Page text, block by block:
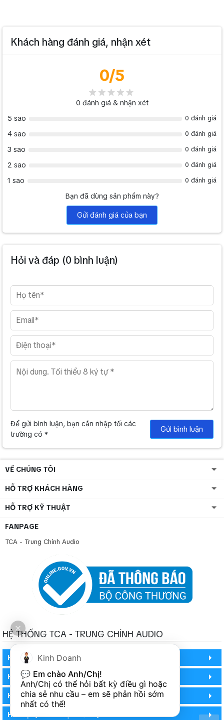
Khách hàng đánh giá, nhận xét
0/5
0 đánh giá & nhận xét
5 sao
0 đánh giá
4 sao 0 đánh giá
3 sao 0 đánh giá
2 sao 0 đánh giá
1 sao 0 đánh giá
Bạn đã dùng sản phẩm này?
Gửi đánh giá của bạn
Hỏi và đáp (0 bình luận)
Để gửi bình luận, bạn cần nhập tối các
trường có *
Gửi bình luận
VỀ CHÚNG TÔI
HỖ TRỢ KHÁCH HÀNG
HỖ TRỢ KỸ THUẬT
FANPAGE
TCA - Trung Chính Audio
HỆ THỐNG TCA - TRUNG CHÍNH AUDIO
HỒ CHÍ MINH
HỒ CHÍ MINH
HỒ CHÍ MINH (PHÒNG BẢO HÀNH)
HÀ NỘI (DEMO HỆ THỐNG)
Kinh Doanh
💬 Em chào Anh/Chị!
Anh/Chị có thể hỏi bất kỳ điều gì hoặc
chia sẻ nhu cầu – em sẽ phản hồi sớm
nhất có thể!